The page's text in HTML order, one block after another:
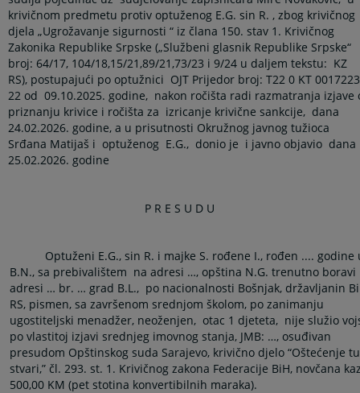
krivičnom predmetu protiv optuženog E.G. sin R. ,zbog krivičnog
djela„Ugrožavanje sigurnosti “ iz člana 150. stav 1. Krivičnog
Zakonika Republike Srpske(„Službeni glasnik Republike Srpske“
broj: 64/17, 104/18,15/21,89/21,73/23 i 9/24 u daljem tekstu: KZ
RS), postupajući po optužnici OJT Prijedor broj:T22 0 KT 0017223
22 od 09.10.2025. godine, nakon ročišta radi razmatranja izjave
priznanju krivice i ročišta za izricanje krivične sankcije, dana
24.02.2026. godine, a u prisutnosti Okružnog javnog tužioca
Srđana Matijaš i optuženog E.G., donio je i javno objavio dana
25.02.2026. godine
P R E S U D U
Optuženi E.G., sin R. i majke S. rođene I., rođen .... godine
B.N., sa prebivalištem na adresi …, opština N.G. trenutno boravi
adresi … br. … grad B.L., po nacionalnosti Bošnjak, državljanin
RS, pismen, sa završenom srednjom školom, po zanimanju
ugostiteljski menadžer, neoženjen, otac 1 djeteta, nije služio
po vlastitoj izjavi srednjeg imovnog stanja, JMB: …, osuđivan
presudom Opštinskog suda Sarajevo, krivično djelo “Oštećenje
stvari,” čl. 293. st. 1. Krivičnog zakona Federacije BiH, novčana
500,00 KM (pet stotina konvertibilnih maraka).